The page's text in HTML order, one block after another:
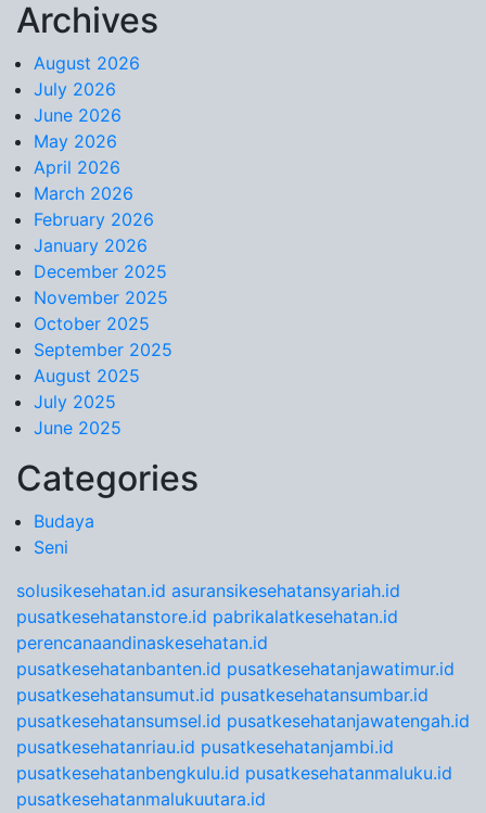
Skip to content
Archives
August 2026
July 2026
June 2026
May 2026
April 2026
March 2026
February 2026
January 2026
December 2025
November 2025
October 2025
September 2025
August 2025
July 2025
June 2025
Categories
Budaya
Seni
solusikesehatan.id asuransikesehatansyariah.id
pusatkesehatanstore.id pabrikalatkesehatan.id
perencanaandinaskesehatan.id
pusatkesehatanbanten.id pusatkesehatanjawatimur.id
pusatkesehatansumut.id pusatkesehatansumbar.id
pusatkesehatansumsel.id pusatkesehatanjawatengah.id
pusatkesehatanriau.id pusatkesehatanjambi.id
pusatkesehatanbengkulu.id pusatkesehatanmaluku.id
pusatkesehatanmalukuutara.id